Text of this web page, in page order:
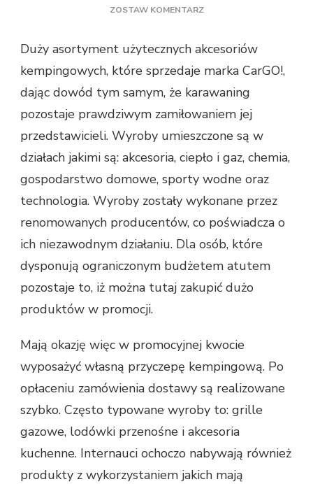
ZOSTAW KOMENTARZDO
AKCESORIA
KEMPINGOWE
Duży asortyment użytecznych akcesoriów
kempingowych, które sprzedaje marka CarGO!,
dając dowód tym samym, że karawaning
pozostaje prawdziwym zamiłowaniem jej
przedstawicieli. Wyroby umieszczone są w
działach jakimi są: akcesoria, ciepło i gaz, chemia,
gospodarstwo domowe, sporty wodne oraz
technologia. Wyroby zostały wykonane przez
renomowanych producentów, co poświadcza o
ich niezawodnym działaniu. Dla osób, które
dysponują ograniczonym budżetem atutem
pozostaje to, iż można tutaj zakupić dużo
produktów w promocji.
Mają okazję więc w promocyjnej kwocie
wyposażyć własną przyczepę kempingową. Po
opłaceniu zamówienia dostawy są realizowane
szybko. Często typowane wyroby to: grille
gazowe, lodówki przenośne i akcesoria
kuchenne. Internauci ochoczo nabywają również
produkty z wykorzystaniem jakich mają